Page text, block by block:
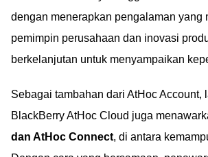
dengan menerapkan pengalaman yang
pemimpin perusahaan dan inovasi
berkelanjutan untuk menyampaikan
Sebagai tambahan dari AtHoc Account,
BlackBerry AtHoc Cloud juga
dan AtHoc Connect, di antara